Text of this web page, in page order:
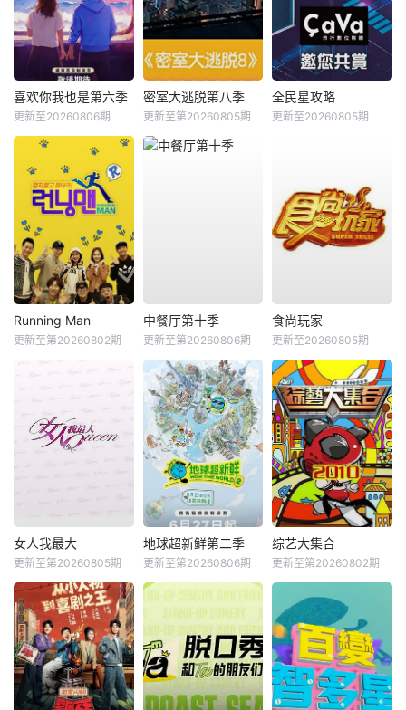
喜欢你我也是第六季
更新至20260806期
密室大逃脱第八季
更新至第20260805期
全民星攻略
更新至20260805期
Running Man
更新至第20260802期
中餐厅第十季
更新至第20260806期
食尚玩家
更新至20260805期
女人我最大
更新至第20260805期
地球超新鲜第二季
更新至第20260806期
综艺大集合
更新至第20260802期